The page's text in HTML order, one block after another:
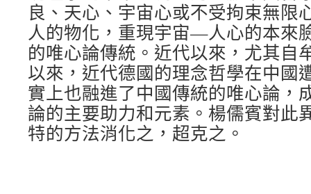
良、天心、宇宙心或不受拘束無限
人的物化，重現宇宙—人心的本來
的唯心論傳統。近代以來，尤其自
以來，近代德國的理念哲學在中國
實上也融進了中國傳統的唯心論，
論的主要助力和元素。楊儒賓對此
特的方法消化之，超克之。